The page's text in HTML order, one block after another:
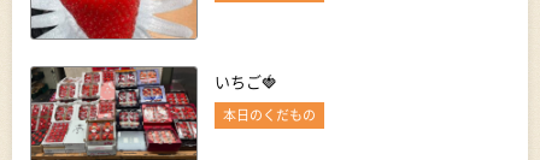
いちご🍓
本日のくだもの